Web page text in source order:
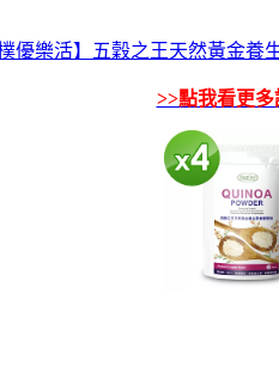
樸優樂活】五穀之王天然黃金養
>>點我看更多